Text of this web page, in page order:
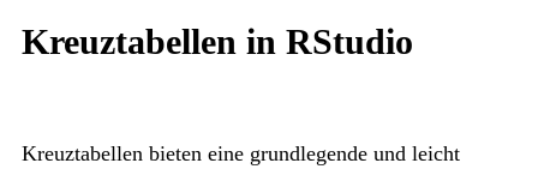
Kreuztabellen in RStudio
Kreuztabellen bieten eine grundlegende und leicht